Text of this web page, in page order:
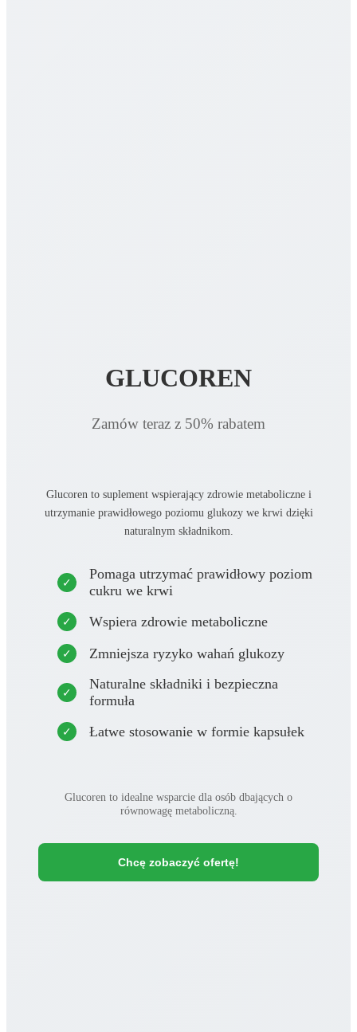
GLUCOREN
Zamów teraz z 50% rabatem
Glucoren to suplement wspierający zdrowie metaboliczne i
utrzymanie prawidłowego poziomu glukozy we krwi dzięki
naturalnym składnikom.
Pomaga utrzymać prawidłowy poziom
cukru we krwi
Wspiera zdrowie metaboliczne
Zmniejsza ryzyko wahań glukozy
Naturalne składniki i bezpieczna
formuła
Łatwe stosowanie w formie kapsułek
Glucoren to idealne wsparcie dla osób dbających o
równowagę metaboliczną.
Chcę zobaczyć ofertę!